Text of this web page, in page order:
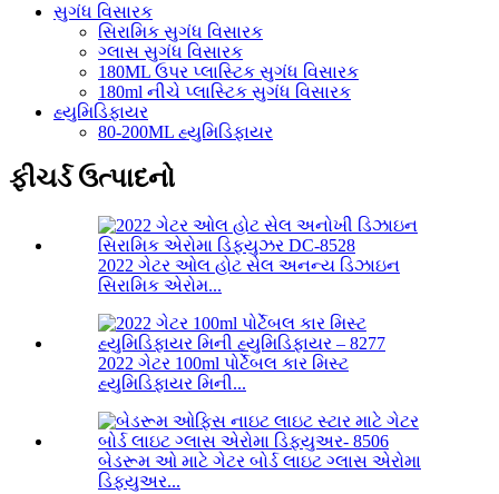
સુગંધ વિસારક
સિરામિક સુગંધ વિસારક
ગ્લાસ સુગંધ વિસારક
180ML ઉપર પ્લાસ્ટિક સુગંધ વિસારક
180ml નીચે પ્લાસ્ટિક સુગંધ વિસારક
હ્યુમિડિફાયર
80-200ML હ્યુમિડિફાયર
ફીચર્ડ ઉત્પાદનો
2022 ગેટર ઓલ હોટ સેલ અનન્ય ડિઝાઇન
સિરામિક એરોમ...
2022 ગેટર 100ml પોર્ટેબલ કાર મિસ્ટ
હ્યુમિડિફાયર મિની...
બેડરૂમ ઓ માટે ગેટર બોર્ડ લાઇટ ગ્લાસ એરોમા
ડિફ્યુઅર...